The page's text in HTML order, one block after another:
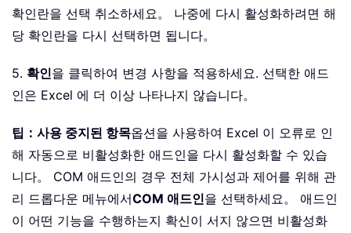
확인란을 선택 취소하세요。 나중에 다시 활성화하려면 해
당 확인란을 다시 선택하면 됩니다。
5. 확인을 클릭하여 변경 사항을 적용하세요. 선택한 애드
인은 Excel 에 더 이상 나타나지 않습니다。
팁： 사용 중지된 항목옵션을 사용하여 Excel 이 오류로 인
해 자동으로 비활성화한 애드인을 다시 활성화할 수 있습
니다。 COM 애드인의 경우 전체 가시성과 제어를 위해 관
리 드롭다운 메뉴에서COM 애드인을 선택하세요。 애드인
이 어떤 기능을 수행하는지 확신이 서지 않으면 비활성화